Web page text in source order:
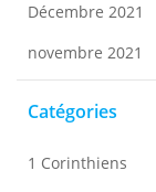
Décembre 2021
novembre 2021
Catégories
1 Corinthiens